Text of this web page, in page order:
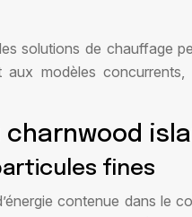
solutions de chauffage
modèles
fines
contenue dans le